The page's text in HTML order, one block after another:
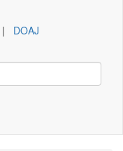
| DOAJ